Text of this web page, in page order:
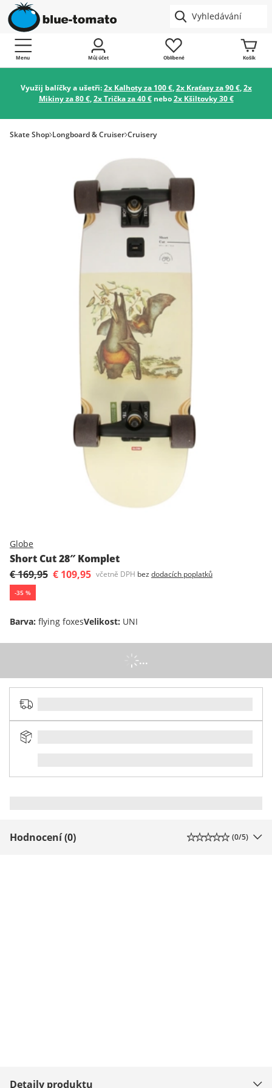
Menu Můj účet Oblíbené Košík
Využij balíčky a ušetři:2x Kalhoty za 100 €,2x Kraťasy za 90 €,2x
Mikiny za 80 €,2x Trička za 40 €nebo2x Kšiltovky 30 €
Skate Shop Longboard & Cruiser Cruisery
Globe
Short Cut 28″ Komplet
€ 169,95 € 109,95 včetně DPH bez dodacích poplatků
-35 %
Barva: flying foxesVelikost: UNI
...
Hodnocení (0) (0/5)
Detaily produktu